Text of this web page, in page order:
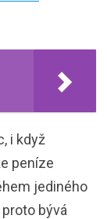
i když
peníze
jediného
bývá